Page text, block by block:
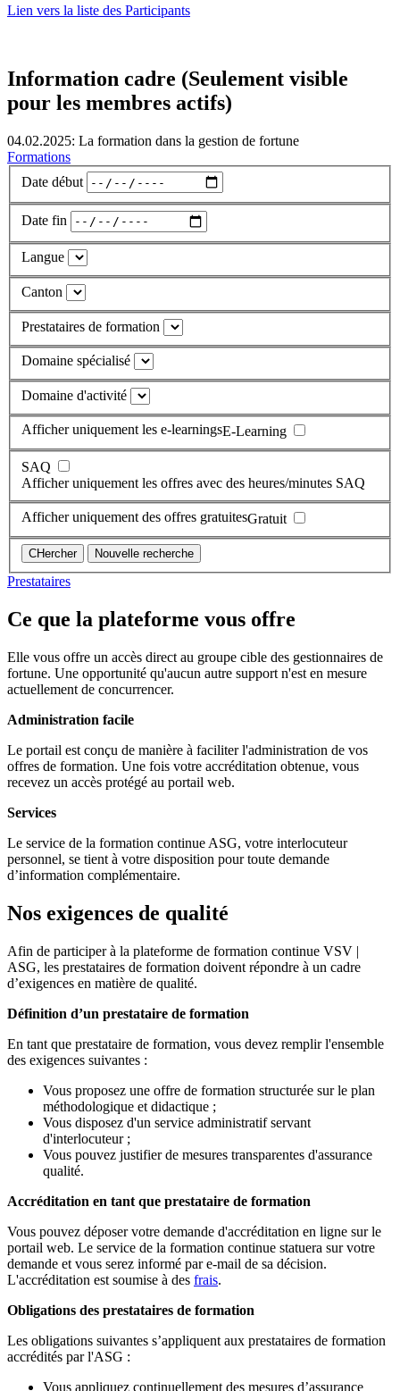
Lien vers la liste des Participants
Information cadre (Seulement visible
pour les membres actifs)
04.02.2025: La formation dans la gestion de fortune
Formations
Date début
Date fin
Langue
Canton
Prestataires de formation
Domaine spécialisé
Domaine d'activité
E-Learning
Afficher uniquement les e-learnings
SAQ
Afficher uniquement les offres avec des heures/minutes SAQ
Gratuit
Afficher uniquement des offres gratuites
Prestataires
Ce que la plateforme vous offre
Elle vous offre un accès direct au groupe cible des gestionnaires de
fortune. Une opportunité qu'aucun autre support n'est en mesure
actuellement de concurrencer.
Administration facile
Le portail est conçu de manière à faciliter l'administration de vos
offres de formation. Une fois votre accréditation obtenue, vous
recevez un accès protégé au portail web.
Services
Le service de la formation continue ASG, votre interlocuteur
personnel, se tient à votre disposition pour toute demande
d’information complémentaire.
Nos exigences de qualité
Afin de participer à la plateforme de formation continue VSV |
ASG, les prestataires de formation doivent répondre à un cadre
d’exigences en matière de qualité.
Définition d’un prestataire de formation
En tant que prestataire de formation, vous devez remplir l'ensemble
des exigences suivantes :
Vous proposez une offre de formation structurée sur le plan
méthodologique et didactique ;
Vous disposez d'un service administratif servant
d'interlocuteur ;
Vous pouvez justifier de mesures transparentes d'assurance
qualité.
Accréditation en tant que prestataire de formation
Vous pouvez déposer votre demande d'accréditation en ligne sur le
portail web. Le service de la formation continue statuera sur votre
demande et vous serez informé par e-mail de sa décision.
L'accréditation est soumise à des frais.
Obligations des prestataires de formation
Les obligations suivantes s’appliquent aux prestataires de formation
accrédités par l'ASG :
Vous appliquez continuellement des mesures d’assurance